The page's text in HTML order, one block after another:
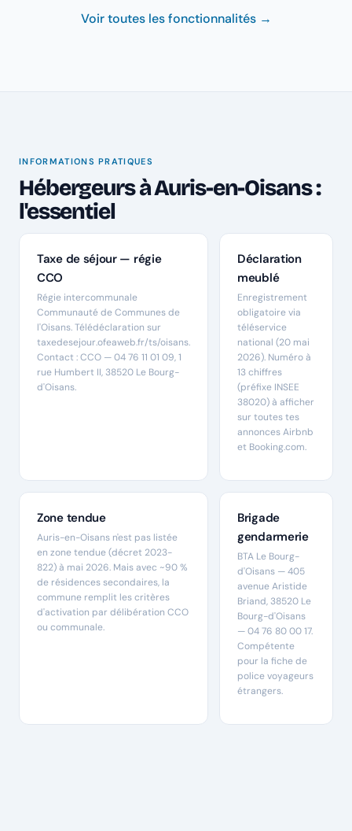
Voir toutes les fonctionnalités →
INFORMATIONS PRATIQUES
Hébergeurs à Auris-en-Oisans :
l'essentiel
Taxe de séjour — régie
CCO
Régie intercommunale
Communauté de Communes de
l'Oisans. Télédéclaration sur
taxedesejour.ofeaweb.fr/ts/oisans.
Contact : CCO — 04 76 11 01 09, 1
rue Humbert II, 38520 Le Bourg-
d'Oisans.
Déclaration
meublé
Enregistrement
obligatoire via
téléservice
national (20 mai
2026). Numéro à
13 chiffres
(préfixe INSEE
38020) à afficher
sur toutes tes
annonces Airbnb
et Booking.com.
Zone tendue
Auris-en-Oisans n'est pas listée
en zone tendue (décret 2023-
822) à mai 2026. Mais avec ~90 %
de résidences secondaires, la
commune remplit les critères
d'activation par délibération CCO
ou communale.
Brigade
gendarmerie
BTA Le Bourg-
d'Oisans — 405
avenue Aristide
Briand, 38520 Le
Bourg-d'Oisans
— 04 76 80 00 17.
Compétente
pour la fiche de
police voyageurs
étrangers.